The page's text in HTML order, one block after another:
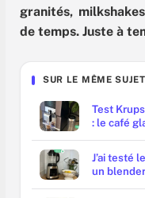
granités,
de temps. Juste à
SUR LE MÊME SUJET
Test
: le café
J’ai testé
un